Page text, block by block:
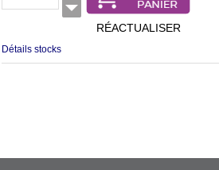
RÉACTUALISER
Détails stocks